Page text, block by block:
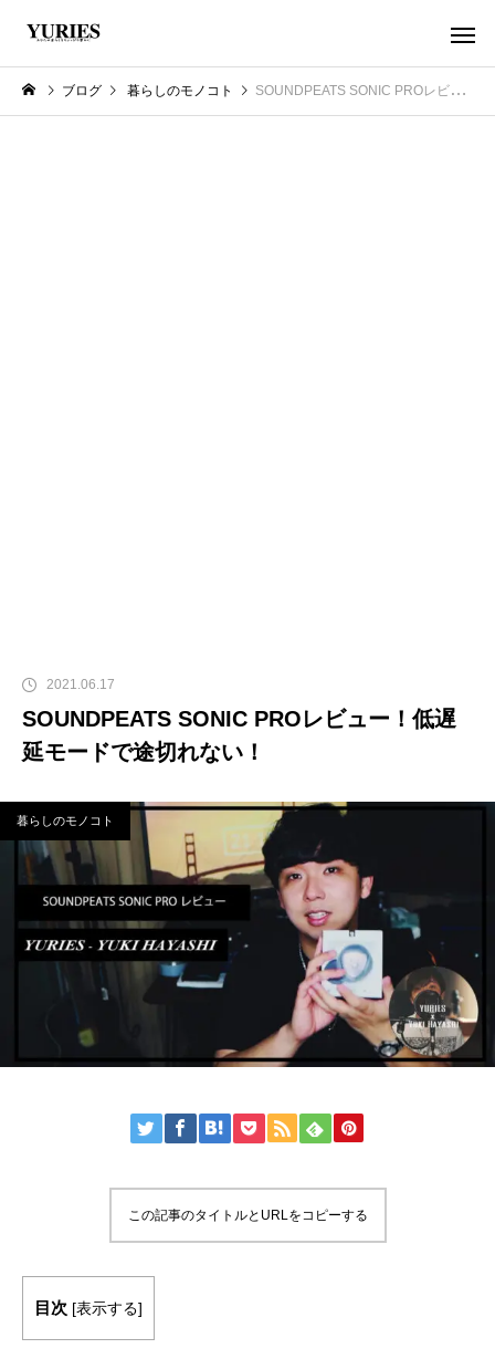
ブログ 暮らしのモノコト SOUNDPEATS SONIC PROレビュー！低遅延モードで途切れない！
2021.06.17
SOUNDPEATS SONIC PROレビュー！低遅
延モードで途切れない！
暮らしのモノコト
この記事のタイトルとURLをコピーする
目次 [表示する]